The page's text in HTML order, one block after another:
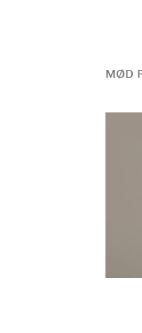
MØD